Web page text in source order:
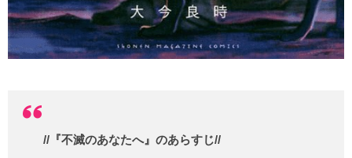
//『不滅のあなたへ』のあらすじ//